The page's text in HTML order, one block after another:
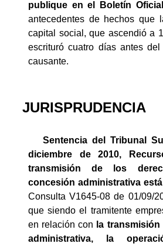
publique en el Boletín
antecedentes de hechos que
capital social, que ascendió a
escrituró cuatro días antes del
causante.
JURISPRUDENCIA
Sentencia del Tribunal
diciembre de 2010,
transmisión de los
concesión administrativa
Consulta V1645-08 de 01/09/
que siendo el tramitente
en relación con la
administrativa, la